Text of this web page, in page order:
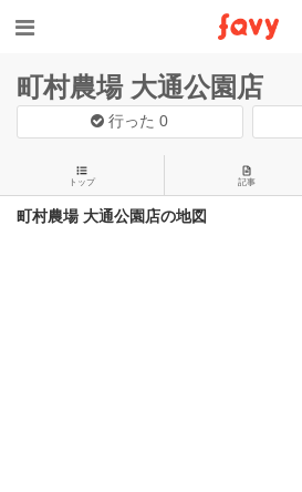
町村農場 大通公園店
行った0
トップ 記事
町村農場 大通公園店の地図